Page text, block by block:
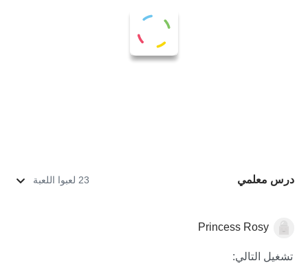
درس معلمي 23 لعبوا اللعبة
العربيةPrincess Rosy
تشغيل التالي: